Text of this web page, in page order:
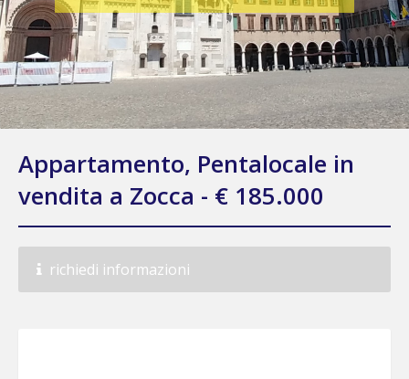
Appartamento, Pentalocale in
vendita a Zocca - € 185.000
richiedi informazioni